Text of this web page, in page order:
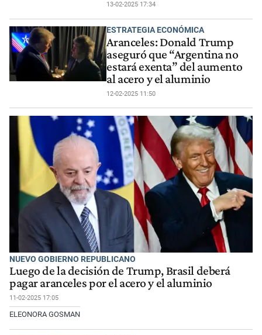
13-02-2025 17:34
ESTRATEGIA ECONÓMICA
Aranceles: Donald Trump
aseguró que “Argentina no
estará exenta” del aumento
al acero y el aluminio
12-02-2025 11:50
NUEVO GOBIERNO REPUBLICANO
Luego de la decisión de Trump, Brasil deberá
pagar aranceles por el acero y el aluminio
11-02-2025 17:05
ELEONORA GOSMAN